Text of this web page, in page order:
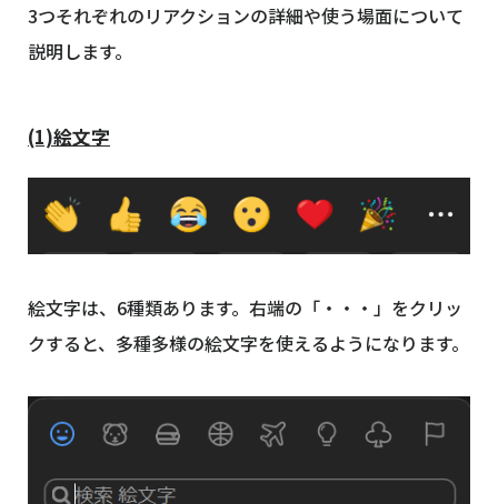
3つそれぞれのリアクションの詳細や使う場面について
説明します。
(1)絵文字
絵文字は、6種類あります。右端の「・・・」をクリッ
クすると、多種多様の絵文字を使えるようになります。